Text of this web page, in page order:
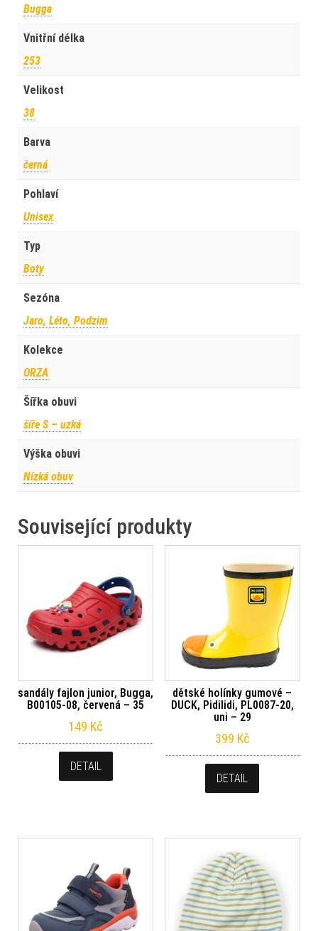
Bugga
Vnitřní délka
253
Velikost
38
Barva
černá
Pohlaví
Unisex
Typ
Boty
Sezóna
Jaro, Léto, Podzim
Kolekce
ORZA
Šířka obuvi
šíře S – uzká
Výška obuvi
Nízká obuv
Související produkty
sandály fajlon junior, Bugga,
B00105-08, červená – 35
149 Kč
DETAIL
dětské holínky gumové –
DUCK, Pidilidi, PL0087-20,
uni – 29
399 Kč
DETAIL